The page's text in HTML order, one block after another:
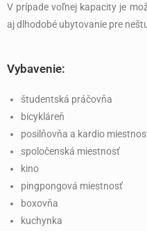
V prípade voľnej kapacity je
aj dlhodobé ubytovanie pre
Vybavenie:
študentská práčovňa
bicykláreň
posilňovňa a kardio
spoločenská miestnosť
kino
pingpongová miestnosť
boxovňa
kuchynka